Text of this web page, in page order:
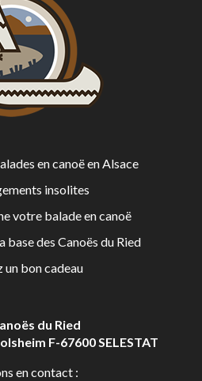
en canoë en Alsace
insolites
votre balade en canoë
base des Canoës du Ried
bon cadeau
du Ried
F-67600 SELESTAT
en contact :